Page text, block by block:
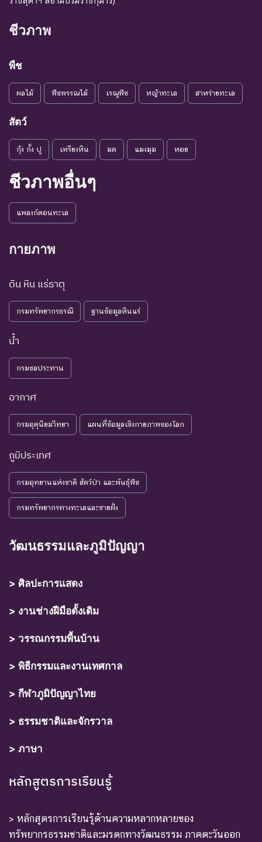
ชีวภาพ
พืช
ผลไม้ พืชพรรณไม้ เรณูพืช หญ้าทะเล สาหร่ายทะเล
สัตว์
กุ้ง กั้ง ปู เพรียงหิน มด แมงมุม หอย
ชีวภาพอื่นๆ
แพลงก์ตอนทะเล
กายภาพ
ดิน หิน แร่ธาตุ
กรมทรัพยากรธรณี ฐานข้อมูลหินแร่
น้ำ
กรมชลประทาน
อากาศ
กรมอุตุนิยมวิทยา แผนที่ข้อมูลเชิงกายภาพของโลก
ภูมิประเทศ
กรมอุทยานแห่งชาติ สัตว์ป่า และพันธุ์พืช
กรมทรัพยากรทางทะเลและชายฝั่ง
วัฒนธรรมและภูมิปัญญา
> ศิลปะการแสดง
> งานช่างฝีมือดั้งเดิม
> วรรณกรรมพื้นบ้าน
> พิธีกรรมและงานเทศกาล
> กีฬาภูมิปัญญาไทย
> ธรรมชาติและจักรวาล
> ภาษา
หลักสูตรการเรียนรู้
> หลักสูตรการเรียนรู้ด้านความหลากหลายของ
ทรัพยากรธรรมชาติและมรดกทางวัฒนธรรม ภาคตะวันออก